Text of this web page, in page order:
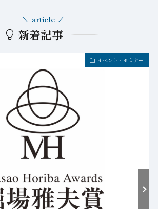
新着記事
article
イベント・セミナー